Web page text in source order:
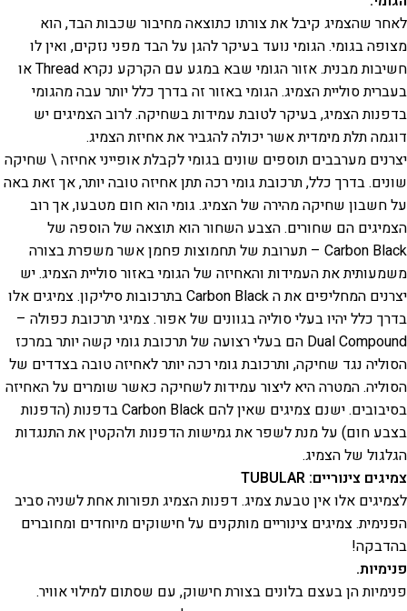
לאחר שהצמיג קיבל את צורתו כתוצאה מחיבור שכבות הבד, הוא
מצופה בגומי. הגומי נועד בעיקר להגן על הבד מפני נזקים, ואין לו
חשיבות מבנית. אזור הגומי שבא במגע עם הקרקע נקרא Thread או
בעברית סוליית הצמיג. הגומי באזור זה בדרך כלל יותר עבה מהגומי
בדפנות הצמיג, בעיקר לטובת עמידות בשחיקה. לרוב הצמיגים יש
דוגמה תלת מימדית אשר יכולה להגביר את אחיזת הצמיג.
יצרנים מערבבים תוספים שונים בגומי לקבלת אופייני אחיזה \ שחיקה
שונים. בדרך כלל, תרכובת גומי רכה תתן אחיזה טובה יותר, אך זאת באה
על חשבון שחיקה מהירה של הצמיג. גומי הוא חום מטבעו, אך רוב
הצמיגים הם שחורים. הצבע השחור הוא תוצאה של הוספה של
Carbon Black – תערובת של תחמוצות פחמן אשר משפרת בצורה
משמעותית את העמידות והאחיזה של הגומי באזור סוליית הצמיג. יש
יצרנים המחליפים את ה Carbon Black בתרכובות סיליקון. צמיגים אלו
בדרך כלל יהיו בעלי סוליה בגוונים של אפור. צמיגי תרכובת כפולה –
Dual Compound הם בעלי רצועה של תרכובת גומי קשה יותר במרכז
הסוליה נגד שחיקה, ותרכובת גומי רכה יותר לאחיזה טובה בצדדים של
הסוליה. המטרה היא ליצור עמידות לשחיקה כאשר שומרים על האחיזה
בסיבובים. ישנם צמיגים שאין להם Carbon Black בדפנות (הדפנות
בצבע חום) על מנת לשפר את גמישות הדפנות ולהקטין את התנגדות
הגלגול של הצמיג.
צמיגים צינוריים: TUBULAR
לצמיגים אלו אין טבעת צמיג. דפנות הצמיג תפורות אחת לשניה סביב
הפנימית. צמיגים צינוריים מותקנים על חישוקים מיוחדים ומחוברים
בהדבקה!
פנימיות.
פנימיות הן בעצם בלונים בצורת חישוק, עם שסתום למילוי אוויר.